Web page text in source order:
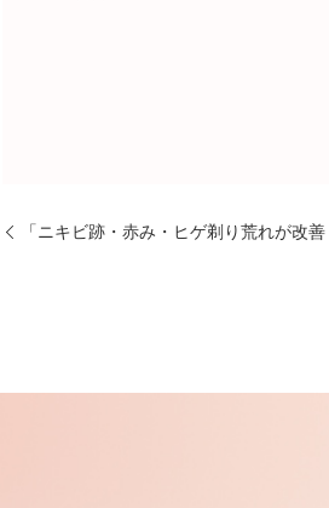
「ニキビ跡・赤み・ヒゲ剃り荒れが改